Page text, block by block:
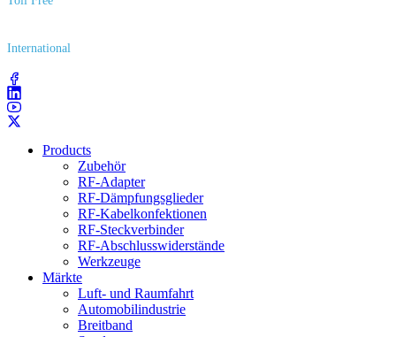
International
Products
Zubehör
RF-Adapter
RF-Dämpfungsglieder
RF-Kabelkonfektionen
RF-Steckverbinder
RF-Abschlusswiderstände
Werkzeuge
Märkte
Luft- und Raumfahrt
Automobilindustrie
Breitband